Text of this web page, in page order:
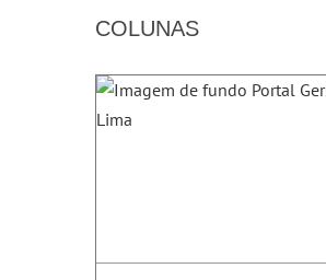
COLUNAS